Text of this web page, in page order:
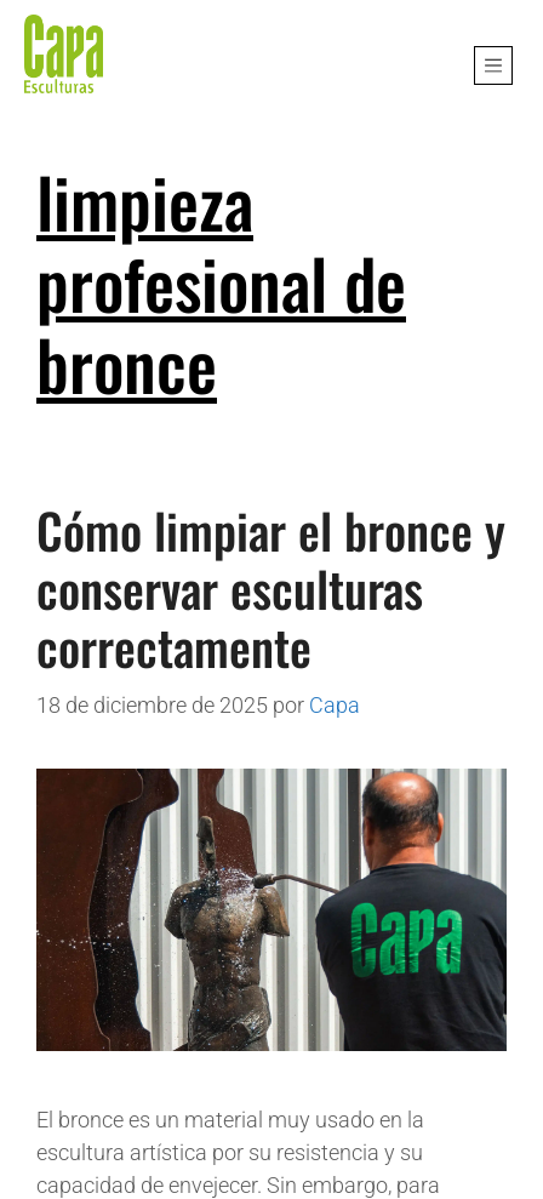
limpieza
profesional de
bronce
Cómo limpiar el bronce y
conservar esculturas
correctamente
18 de diciembre de 2025 por Capa
El bronce es un material muy usado en la
escultura artística por su resistencia y su
capacidad de envejecer. Sin embargo, para